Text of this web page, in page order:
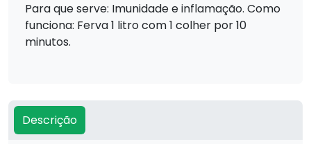
Para que serve: Imunidade e inflamação. Como
funciona: Ferva 1 litro com 1 colher por 10
minutos.
Descrição